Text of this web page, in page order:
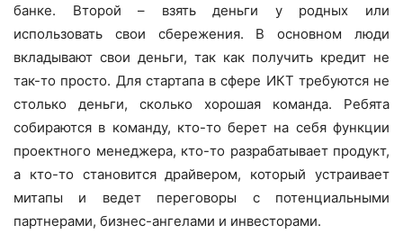
банке. Второй – взять деньги у родных или
использовать свои сбережения. В основном люди
вкладывают свои деньги, так как получить кредит не
так-то просто. Для стартапа в сфере ИКТ требуются не
столько деньги, сколько хорошая команда. Ребята
собираются в команду, кто-то берет на себя функции
проектного менеджера, кто-то разрабатывает продукт,
а кто-то становится драйвером, который устраивает
митапы и ведет переговоры с потенциальными
партнерами, бизнес-ангелами и инвесторами.